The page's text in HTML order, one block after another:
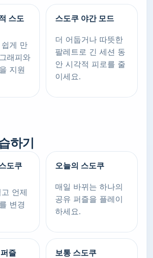
스도
게 만
래피와
지원
스도쿠 야간 모드
더 어둡거나 따뜻한
팔레트로 긴 세션 동
안 시각적 피로를 줄
이세요.
하기
도쿠
언제
변경
오늘의 스도쿠
매일 바뀌는 하나의
공유 퍼즐을 플레이
하세요.
즐
보통 스도쿠